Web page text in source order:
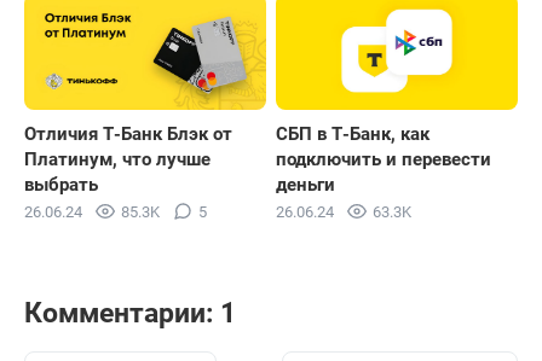
Отличия Т-Банк Блэк от
Платинум, что лучше
выбрать
26.06.24 85.3K 5
СБП в Т-Банк, как
подключить и перевести
деньги
26.06.24 63.3K
Комментарии: 1